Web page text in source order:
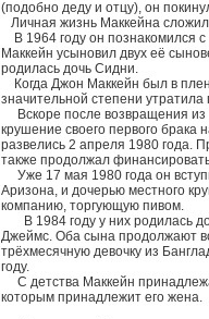
(подобно деду и отцу), он
Личная жизнь Маккейна
В 1964 году он познакомился
Маккейн усыновил двух её
родилась дочь Сидни.
Когда Джон Маккейн был в
значительной степени утратила
Вскоре после возвращения из
крушение своего первого брака
развелись 2 апреля 1980 года.
также продолжал
Уже 17 мая 1980 года он
Аризона, и дочерью местного
компанию, торгующую пивом.
В 1984 году у них родилась
Джеймс. Оба сына продолжают
трёхмесячную девочку из
году.
С детства Маккейн
которым принадлежит его жена.